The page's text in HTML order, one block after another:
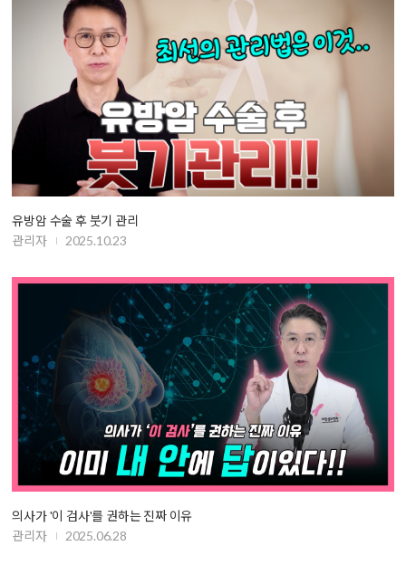
유방암 수술 후 붓기 관리
관리자
2025.10.23
의사가 '이 검사'를 권하는 진짜 이유
관리자
2025.06.28